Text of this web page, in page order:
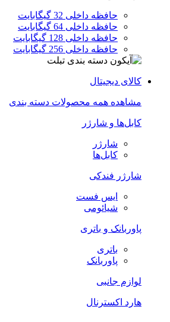
حافظه داخلی 32 گیگابایت
حافظه داخلی 64 گیگابایت
حافظه داخلی 128 گیگابایت
حافظه داخلی 256 گیگابایت
کالای دیجیتال
مشاهده همه محصولات دسته بندی
کابل‌ها و شارژر
شارژر
کابل‌ها
شارژر فندکی
ایس فست
شیائومی
پاوربانک و باتری
باتری
پاوربانک
لوازم جانبی
هارد اکسترنال